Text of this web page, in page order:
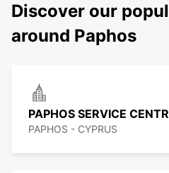
Discover our
around Paphos
PAPHOS SERVICE
PAPHOS - CYPRUS